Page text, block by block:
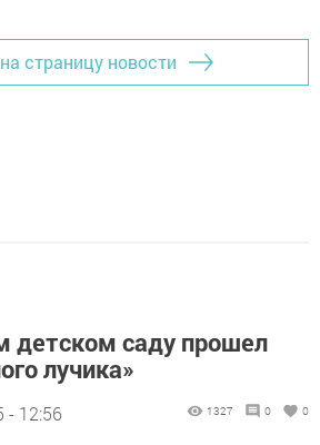
страницу новости
детском саду прошел
лучика»
- 12:56 1327 0 0